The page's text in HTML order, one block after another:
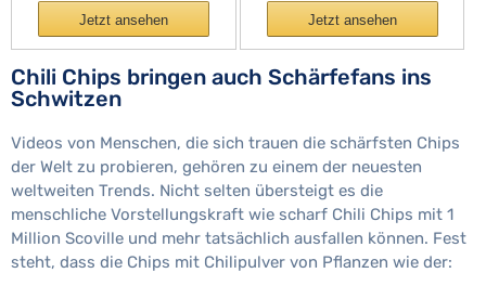
Jetzt ansehen Jetzt ansehen
Chili Chips bringen auch Schärfefans ins
Schwitzen
Videos von Menschen, die sich trauen die schärfsten Chips
der Welt zu probieren, gehören zu einem der neuesten
weltweiten Trends. Nicht selten übersteigt es die
menschliche Vorstellungskraft wie scharf Chili Chips mit 1
Million Scoville und mehr tatsächlich ausfallen können. Fest
steht, dass die Chips mit Chilipulver von Pflanzen wie der: